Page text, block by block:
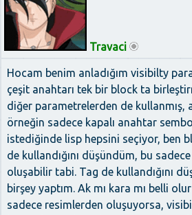
Travaci
Hocam benim anladığım visibilty
çeşit anahtarı tek bir block ta
diğer parametrelerden de kullanmış,
örneğin sadece kapalı anahtar
istediğinde lisp hepsini seçiyor, ben
de kullandığını düşündüm, bu
oluşabilir tabi. Tag de kullandığını
birşey yaptım. Ak mı kara mı belli
sadece resimlerden oluşuyorsa,